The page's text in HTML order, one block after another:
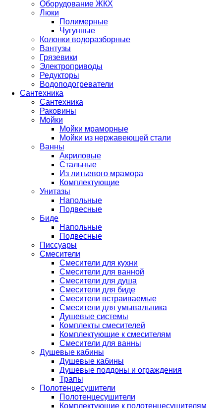
Оборудование ЖКХ
Люки
Полимерные
Чугунные
Колонки водоразборные
Вантузы
Грязевики
Электроприводы
Редукторы
Водоподогреватели
Сантехника
Сантехника
Раковины
Мойки
Мойки мраморные
Мойки из нержавеющей стали
Ванны
Акриловые
Стальные
Из литьевого мрамора
Комплектующие
Унитазы
Напольные
Подвесные
Биде
Напольные
Подвесные
Писсуары
Смесители
Смесители для кухни
Смесители для ванной
Смесители для душа
Смесители для биде
Смесители встраиваемые
Смесители для умывальника
Душевые системы
Комплекты смесителей
Комплектующие к смесителям
Смесители для ванны
Душевые кабины
Душевые кабины
Душевые поддоны и ограждения
Трапы
Полотенцесушители
Полотенцесушители
Комплектующие к полотенцесушителям